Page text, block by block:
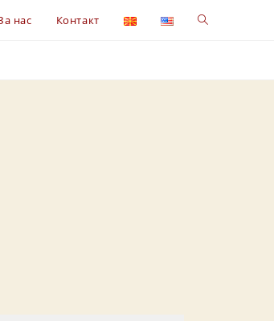
нас Контакт Toggle